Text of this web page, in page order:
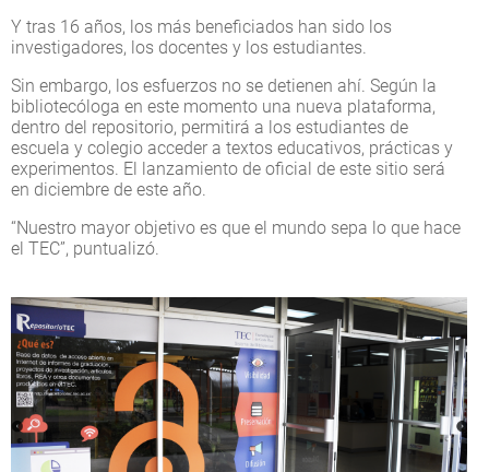
Y tras 16 años, los más beneficiados han sido los
investigadores, los docentes y los estudiantes.
Sin embargo, los esfuerzos no se detienen ahí. Según la
bibliotecóloga en este momento una nueva plataforma,
dentro del repositorio, permitirá a los estudiantes de
escuela y colegio acceder a textos educativos, prácticas y
experimentos. El lanzamiento de oficial de este sitio será
en diciembre de este año.
“Nuestro mayor objetivo es que el mundo sepa lo que hace
el TEC”, puntualizó.